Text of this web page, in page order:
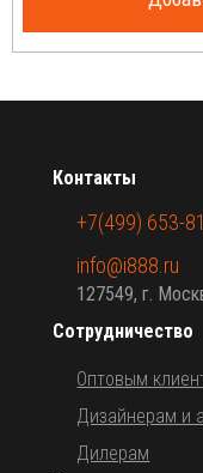
Сотрудничество
Оптовым
Дизайнерам и
Дилерам
Контакты
+7(499) 653-
info@i888.ru
127549, г.